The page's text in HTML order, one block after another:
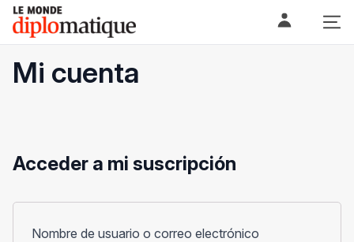
Skip
content
Le monde diplomatique
Mi cuenta
Acceder a mi suscripción
Nombre de usuario o correo electrónico